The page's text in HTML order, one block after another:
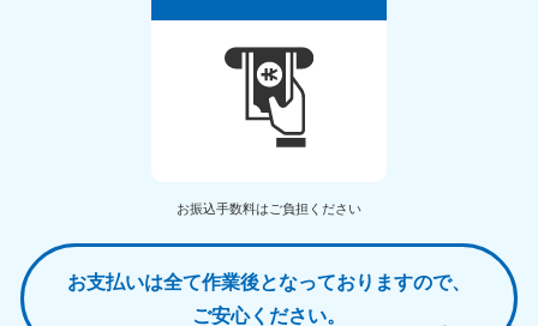
お振込手数料はご負担ください
お支払いは全て作業後となっておりますので、
ご安心ください。